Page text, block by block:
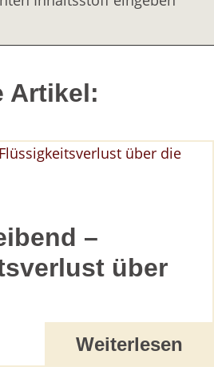
Artikel:
–
über
Weiterlesen